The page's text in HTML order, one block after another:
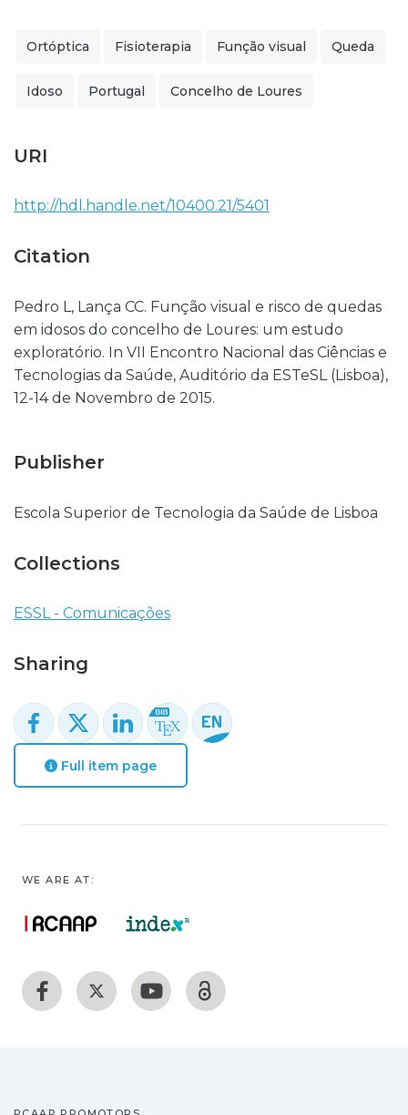
Ortóptica Fisioterapia Função visual Queda
Idoso Portugal Concelho de Loures
URI
http://hdl.handle.net/10400.21/5401
Citation
Pedro L, Lança CC. Função visual e risco de quedas
em idosos do concelho de Loures: um estudo
exploratório. In VII Encontro Nacional das Ciências e
Tecnologias da Saúde, Auditório da ESTeSL (Lisboa),
12-14 de Novembro de 2015.
Publisher
Escola Superior de Tecnologia da Saúde de Lisboa
Collections
ESSL - Comunicações
Sharing
Full item page
WE ARE AT: